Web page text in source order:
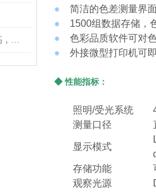
XGP光泽度计的由于自动化程度高，使用非常方便
● 简洁的色差测量界
● 1500组数据存储，
● 色彩品质软件可对
● 外接微型打印机可
◆ 性能指标：
照明/受光系统
测量口径
显示模式
存储功能
观察光源